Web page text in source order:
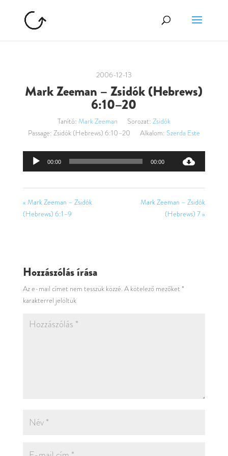
2006-12-13
Mark Zeeman – Zsidók (Hebrews)
6:10–20
Tanító: Mark Zeeman Sorozat: Zsidók
Passage: Zsidók (Hebrews) 6:10–20 Alkalom: Szerda Este
Audió
00:00 00:00
« Mark Zeeman – Zsidók
(Hebrews) 6:1–9
Mark Zeeman – Zsidók
(Hebrews) 7 »
Hozzászólás írása
Az e-mail címet nem tesszük közzé. A kötelező mezőket *
karakterrel jelöltük